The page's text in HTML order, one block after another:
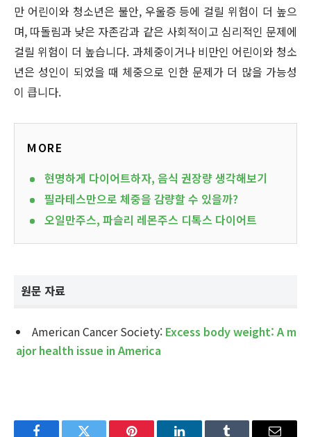
만 어린이와 청소년은 불안, 우울증 등에 걸릴 위험이 더 높으
며, 따돌림과 낮은 자존감과 같은 사회적이고 심리적인 문제에
걸릴 위험이 더 높습니다. 과체중이거나 비만인 어린이와 청소
년은 성인이 되었을 때 체중으로 인한 문제가 더 많을 가능성
이 큽니다.
MORE
현명하게 다이어트하자, 음식 권장량 생각해보기
필라테스만으로 체중을 감량할 수 있을까?
오일만주스, 파슬리 레몬주스 디톡스 다이어트
원문 자료
American Cancer Society: Excess body weight: A m
ajor health issue in America